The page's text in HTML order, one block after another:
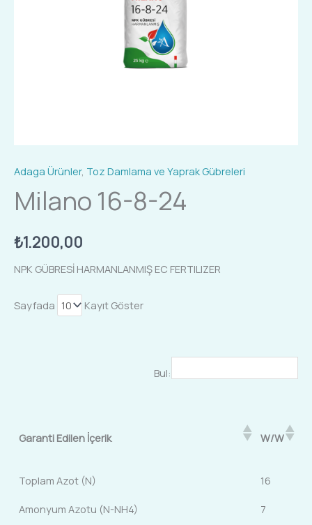
Adaga Ürünler, Toz Damlama ve Yaprak Gübreleri
Milano 16-8-24
₺1.200,00
NPK GÜBRESİ HARMANLANMIŞ EC FERTILIZER
Sayfada Kayıt Göster
Bul:
Garanti Edilen İçerik W/W
Toplam Azot (N) 16
Amonyum Azotu (N-NH4) 7